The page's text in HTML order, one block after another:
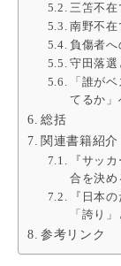
三笘不在
南野不在
負傷者
守田落選
「誰が
てるか」
総括
関連書籍紹介
『サッ
合を決め
『日本
「誇り
参考リンク